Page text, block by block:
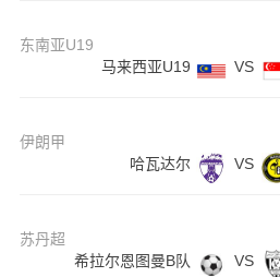
东南亚U19
马来西亚U19
VS
伊朗甲
哈瓦达尔
VS
苏丹超
希拉尔恩图曼B队
VS